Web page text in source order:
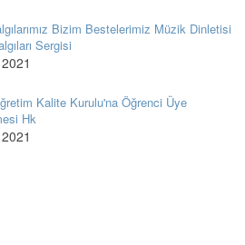
Bizim Bestelerimiz Müzik Dinletisi
Sergisi
Kalite Kurulu'na Öğrenci Üye
Hk